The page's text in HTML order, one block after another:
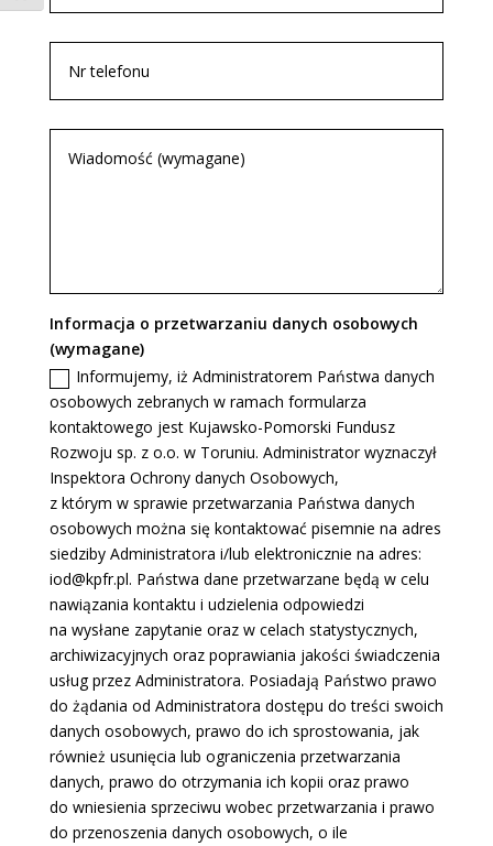
Informacja o przetwarzaniu danych osobowych
(wymagane)
Informujemy, iż Administratorem Państwa danych
osobowych zebranych w ramach formularza
kontaktowego jest Kujawsko-Pomorski Fundusz
Rozwoju sp. z o.o. w Toruniu. Administrator wyznaczył
Inspektora Ochrony danych Osobowych,
z którym w sprawie przetwarzania Państwa danych
osobowych można się kontaktować pisemnie na adres
siedziby Administratora i/lub elektronicznie na adres:
iod@kpfr.pl. Państwa dane przetwarzane będą w celu
nawiązania kontaktu i udzielenia odpowiedzi
na wysłane zapytanie oraz w celach statystycznych,
archiwizacyjnych oraz poprawiania jakości świadczenia
usług przez Administratora. Posiadają Państwo prawo
do żądania od Administratora dostępu do treści swoich
danych osobowych, prawo do ich sprostowania, jak
również usunięcia lub ograniczenia przetwarzania
danych, prawo do otrzymania ich kopii oraz prawo
do wniesienia sprzeciwu wobec przetwarzania i prawo
do przenoszenia danych osobowych, o ile